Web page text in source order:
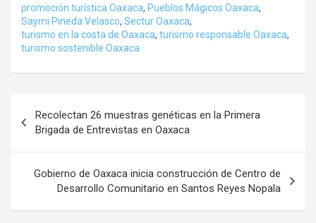
promoción turística Oaxaca, Pueblos Mágicos Oaxaca,
Saymi Pineda Velasco, Sectur Oaxaca,
turismo en la costa de Oaxaca, turismo responsable Oaxaca,
turismo sostenible Oaxaca
de
entradas
Recolectan 26 muestras genéticas en la Primera
Brigada de Entrevistas en Oaxaca
Gobierno de Oaxaca inicia construcción de Centro de
Desarrollo Comunitario en Santos Reyes Nopala